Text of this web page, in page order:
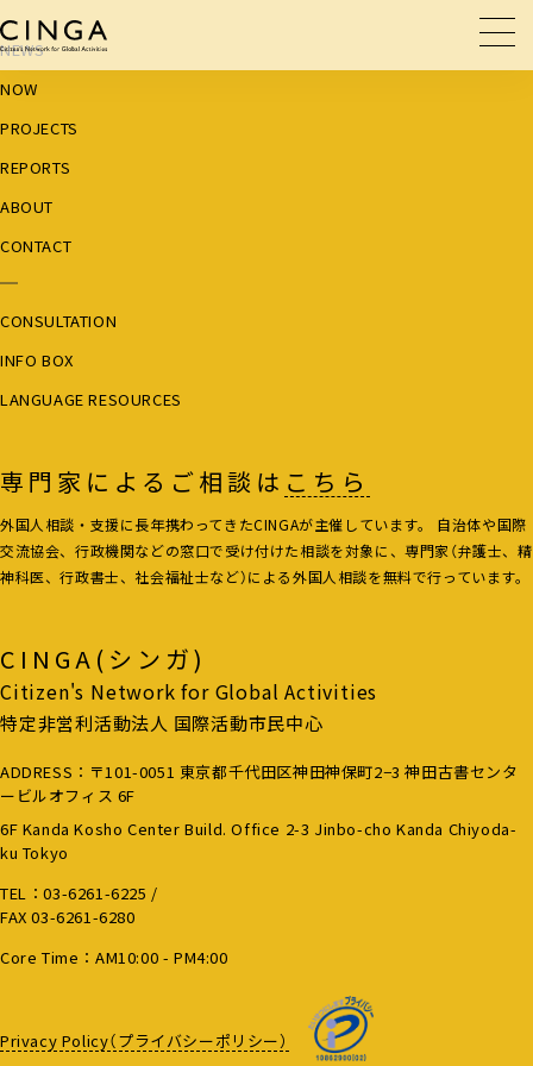
NEWS
NOW
PROJECTS
REPORTS
ABOUT
CONTACT
CONSULTATION
INFO BOX
LANGUAGE RESOURCES
CINGA(シンガ)
Citizen's Network for Global Activities
特定非営利活動法人 国際活動市民中心
ADDRESS：〒101-0051 東京都千代田区神田神保町2−3 神田古書センタ
ービルオフィス 6F
6F Kanda Kosho Center Build. Office 2-3 Jinbo-cho Kanda Chiyoda-
ku Tokyo
TEL：03-6261-6225 /
FAX 03-6261-6280
Core Time：AM10:00 - PM4:00
専門家によるご相談は こちら
外国人相談・支援に長年携わってきたCINGAが主催しています。 自治体や国際
交流協会、行政機関などの窓口で受け付けた相談を対象に、専門家（弁護士、精
神科医、行政書士、社会福祉士など）による外国人相談を無料で行っています。
Privacy Policy（プライバシーポリシー）